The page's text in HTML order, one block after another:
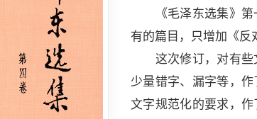
《毛泽东选集》第
有的篇目，只增加《反
这次修订，对有些
少量错字、漏字等，
文字规范化的要求，